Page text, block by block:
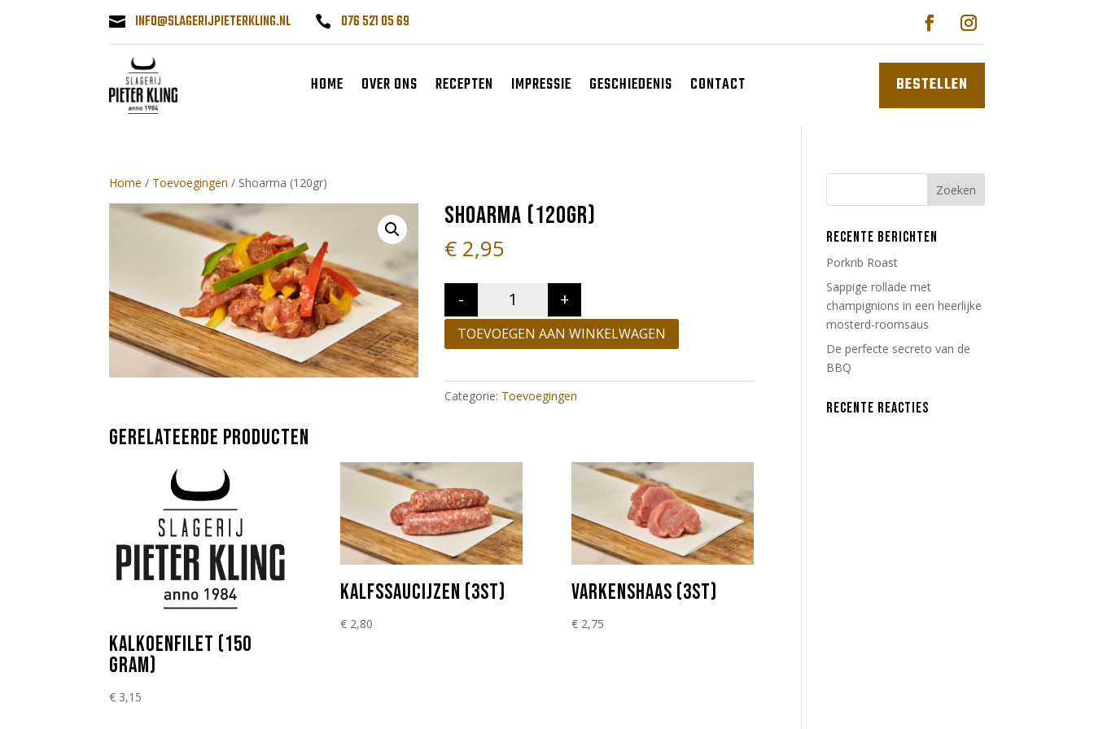
 INFO@SLAGERIJPIETERKLING.NL  076 521 05 69
HOME OVER ONS RECEPTEN IMPRESSIE GESCHIEDENIS CONTACT BESTELLEN
Home / Toevoegingen / Shoarma (120gr)
SHOARMA (120GR)
€ 2,95
Quantity
- +
TOEVOEGEN AAN WINKELWAGEN
Categorie: Toevoegingen
GERELATEERDE PRODUCTEN
KALKOENFILET (150
GRAM)
€ 3,15
KALFSSAUCIJZEN (3ST)
€2,80
VARKENSHAAS (3ST)
€2,75
RECENTE BERICHTEN
Porkrib Roast
Sappige rollade met
champignions in een heerlijke
mosterd-roomsaus
De perfecte secreto van de
BBQ
RECENTE REACTIES